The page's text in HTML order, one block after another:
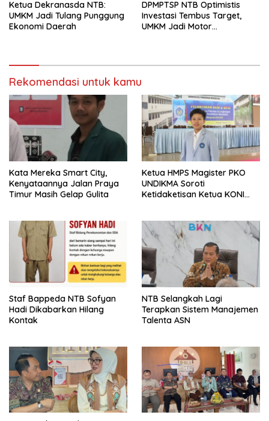
Ketua Dekranasda NTB:
UMKM Jadi Tulang Punggung
Ekonomi Daerah
DPMPTSP NTB Optimistis
Investasi Tembus Target,
UMKM Jadi Motor
Rekomendasi untuk kamu
Kata Mereka Smart City,
Kenyataannya Jalan Praya
Timur Masih Gelap Gulita
Ketua HMPS Magister PKO
UNDIKMA Soroti
Ketidaketisan Ketua KONI
Arena Kepentingan Sesaat
Staf Bappeda NTB Sofyan
Hadi Dikabarkan Hilang
Kontak
NTB Selangkah Lagi
Terapkan Sistem Manajemen
Talenta ASN